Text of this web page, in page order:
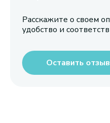
Расскажите о своем
удобство и
Оставить отзыв